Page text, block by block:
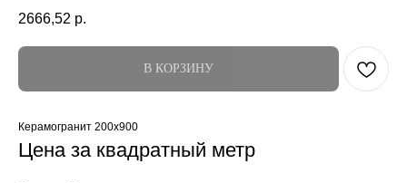
2666,52 р.
В КОРЗИНУ
Керамогранит 200x900
Цена за квадратный метр